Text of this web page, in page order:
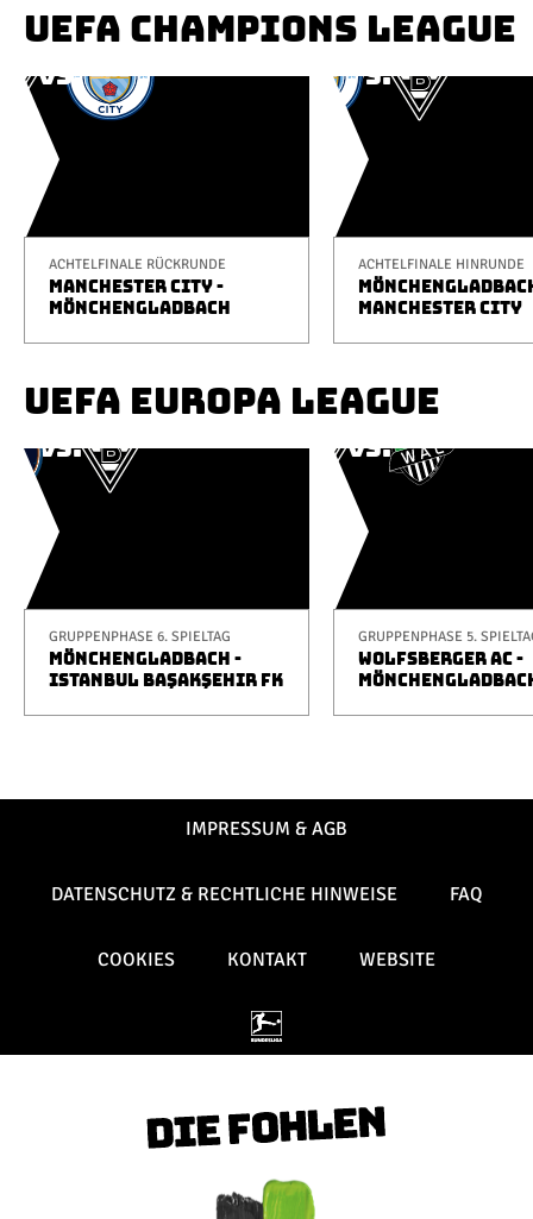
UEFA CHAMPIONS LEAGUE
ACHTELFINALE RÜCKRUNDE
MANCHESTER CITY -
MÖNCHENGLADBACH
ACHTELFINALE HINRUNDE
MANCHESTER CITY
UEFA EUROPA LEAGUE
GRUPPENPHASE 6. SPIELTAG
MÖNCHENGLADBACH -
ISTANBUL BAŞAKŞEHIR FK
GRUPPENPHASE 5.
WOLFSBERGER AC -
IMPRESSUM & AGB
DATENSCHUTZ & RECHTLICHE HINWEISE FAQ
COOKIES KONTAKT WEBSITE